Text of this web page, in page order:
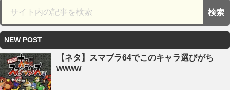
NEW POST
【ネタ】スマブラ64でこのキャラ選びがち
wwww